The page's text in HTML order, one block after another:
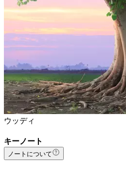
ウッディ
キーノート
ノートについて